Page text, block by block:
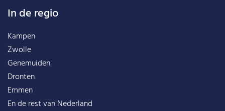
In de regio
Kampen
Zwolle
Genemuiden
Dronten
Emmen
En de rest vanNederland